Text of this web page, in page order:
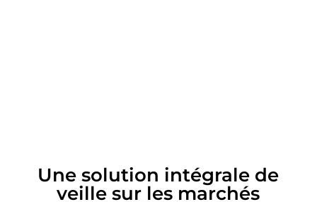
Une solution intégrale de
veille sur les marchés